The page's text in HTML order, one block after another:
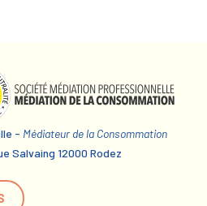
- Médiateur de la Consommation
Salvaing 12000 Rodez